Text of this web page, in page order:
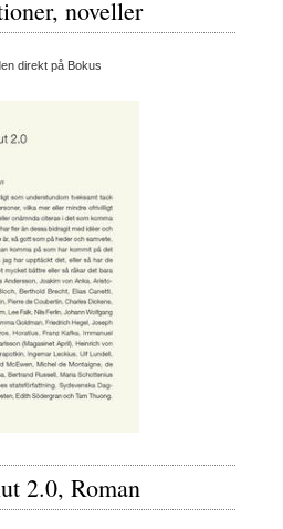
noveller
direkt på Bokus
2.0, Roman